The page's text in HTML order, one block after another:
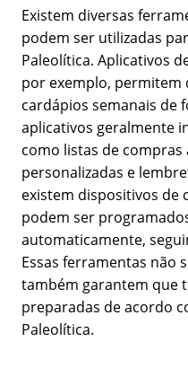
Existem diversas
podem ser utilizadas
Paleolítica. Aplicativos
por exemplo, permitem
cardápios semanais de
aplicativos geralmente
como listas de
personalizadas e
existem dispositivos de
podem ser
automaticamente,
Essas ferramentas não
também garantem que
preparadas de acordo
Paleolítica.